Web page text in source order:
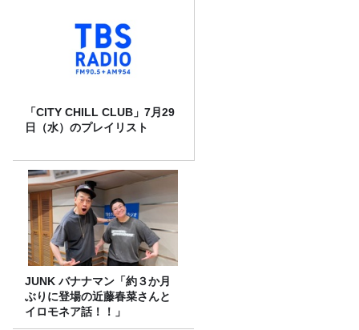
「CITY CHILL CLUB」7月29
日（水）のプレイリスト
JUNK バナナマン「約３か月
ぶりに登場の近藤春菜さんと
イロモネア話！！」